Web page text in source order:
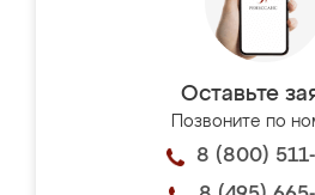
Оставьте
Позвоните по
8 (800)